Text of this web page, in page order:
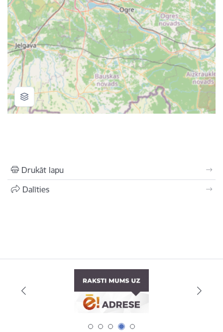
Drukāt lapu
Dalīties